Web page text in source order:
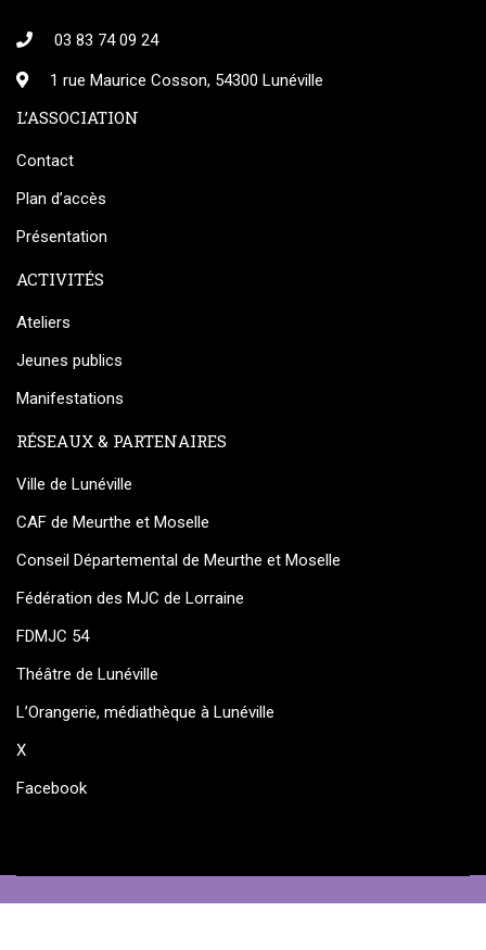
03 83 74 09 24
1 rue Maurice Cosson, 54300 Lunéville
L’ASSOCIATION
Contact
Plan d’accès
Présentation
ACTIVITÉS
Ateliers
Jeunes publics
Manifestations
RÉSEAUX & PARTENAIRES
Ville de Lunéville
CAF de Meurthe et Moselle
Conseil Départemental de Meurthe et Moselle
Fédération des MJC de Lorraine
FDMJC 54
Théâtre de Lunéville
L’Orangerie, médiathèque à Lunéville
X
Facebook